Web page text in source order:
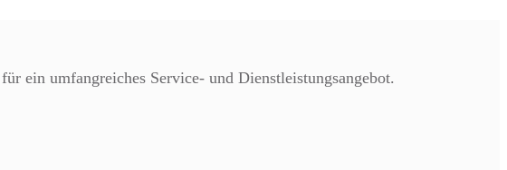
ein umfangreiches Service- und Dienstleistungsangebot.